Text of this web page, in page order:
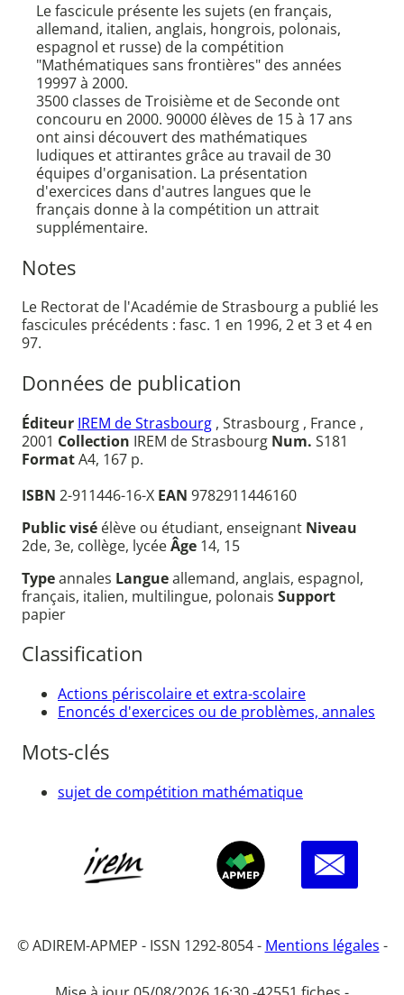
Le fascicule présente les sujets (en français,
allemand, italien, anglais, hongrois, polonais,
espagnol et russe) de la compétition
"Mathématiques sans frontières" des années
19997 à 2000.
3500 classes de Troisième et de Seconde ont
concouru en 2000. 90000 élèves de 15 à 17 ans
ont ainsi découvert des mathématiques
ludiques et attirantes grâce au travail de 30
équipes d'organisation. La présentation
d'exercices dans d'autres langues que le
français donne à la compétition un attrait
supplémentaire.
Notes
Le Rectorat de l'Académie de Strasbourg a publié les
fascicules précédents : fasc. 1 en 1996, 2 et 3 et 4 en
97.
Données de publication
Éditeur IREM de Strasbourg , Strasbourg , France ,
2001 Collection IREM de Strasbourg Num. S181
FormatA4, 167 p.
ISBN 2-911446-16-X EAN 9782911446160
Public visé élève ou étudiant, enseignant Niveau
2de, 3e, collège, lycéeÂge 14, 15
Typeannales Langueallemand, anglais, espagnol,
français, italien, multilingue, polonais Support
papier
Classification
Actions périscolaire et extra-scolaire
Enoncés d'exercices ou de problèmes, annales
Mots-clés
sujet de compétition mathématique
© ADIREM-APMEP - ISSN 1292-8054 - Mentions légales -